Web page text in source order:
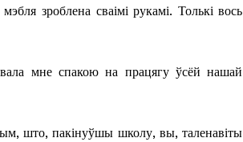
зроблена сваімі рукамі. Толькі вось
мне спакою на працягу ўсёй нашай
што, пакінуўшы школу, вы, таленавіты